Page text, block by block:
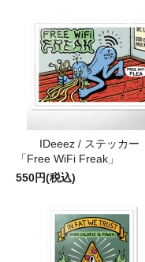
IDeeez / ステッカー
「Free WiFi Freak」
550円(税込)